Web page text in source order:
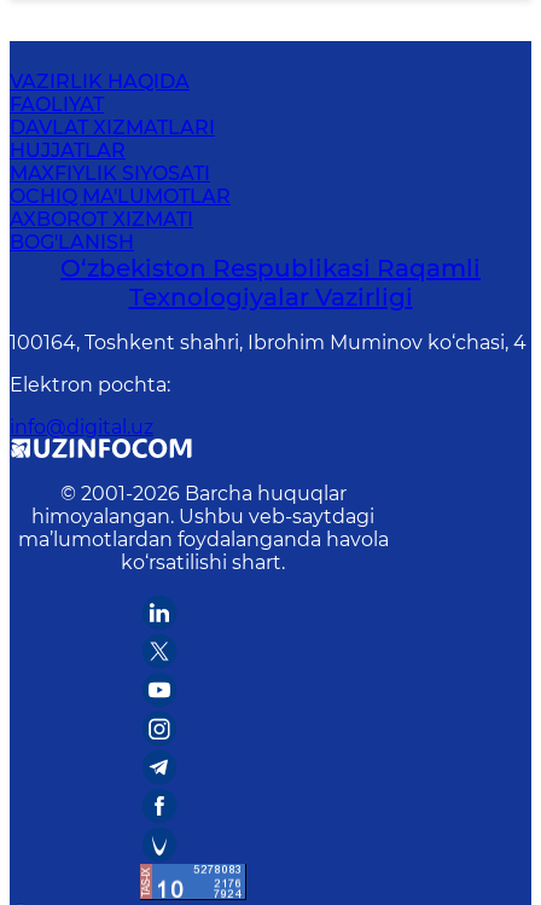
VAZIRLIK HAQIDA
FAOLIYAT
DAVLAT XIZMATLARI
HUJJATLAR
MAXFIYLIK SIYOSATI
OCHIQ MA'LUMOTLAR
AXBOROT XIZMATI
BOG'LANISH
O‘zbekiston Respublikasi Raqamli
Texnologiyalar Vazirligi
100164, Toshkent shahri, Ibrohim Muminov ko‘chasi, 4
Elektron pochta:
info@digital.uz
© 2001-2026 Barcha huquqlar
himoyalangan. Ushbu veb-saytdagi
ma’lumotlardan foydalanganda havola
ko‘rsatilishi shart.